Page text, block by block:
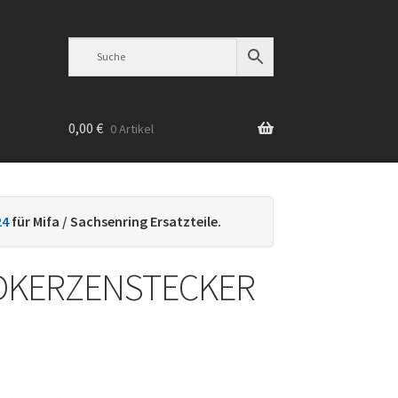
0,00 € 0 Artikel
für Mifa / Sachsenring Ersatzteile.